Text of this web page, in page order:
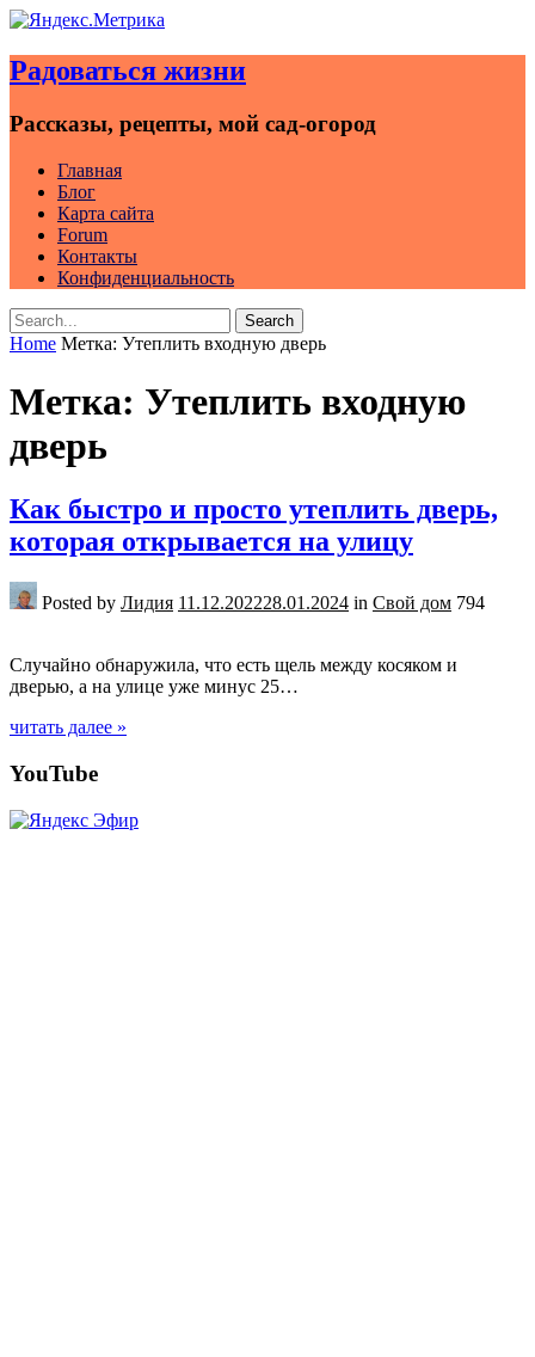
to
content
Радоваться жизни
Рассказы, рецепты, мой сад-огород
Главная
Блог
Карта сайта
Forum
Контакты
Конфиденциальность
Search
for:
Search
Home Метка: Утеплить входную дверь
Метка: Утеплить входную
дверь
Как быстро и просто утеплить дверь,
которая открывается на улицу
Posted by Лидия 11.12.202228.01.2024 in Свой дом 794
Случайно обнаружила, что есть щель между косяком и
дверью, а на улице уже минус 25…
читать далее »
Posts
YouTube